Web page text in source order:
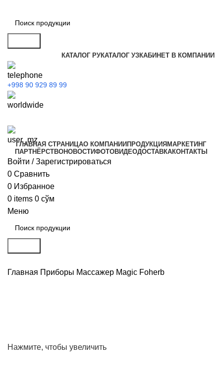
КАТАЛОГ РУКАТАЛОГ УЗКАБИНЕТ В КОМПАНИИ
+998 90 929 89 99
ГЛАВНАЯ СТРАНИЦАО КОМПАНИИ ПРОДУКЦИЯ МАРКЕТИНГ
ПАРТНЁРСТВОНОВОСТИФОТОВИДЕОДОСТАВКАКОНТАКТЫ
Войти / Зарегистрироваться
0 Сравнить
0 Избранное
0 items 0 сўм
Меню
Главная Приборы Массажер Magic Foherb
Нажмите, чтобы увеличить